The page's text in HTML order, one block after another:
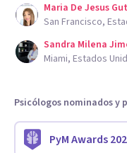
Maria De Jesus
San Francisco,
Sandra Milena
Miami, Estados
Psicólogos nominados y
PyM Awards